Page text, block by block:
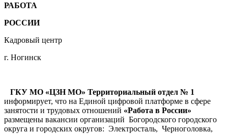
РАБОТА
РОССИИ
Кадровый центр
г. Ногинск
ГКУ МО «ЦЗН МО» Территориальный отдел № 1
информирует, что на Единой цифровой платформе в сфере
занятости и трудовых отношений «Работа в России»
размещены вакансии организаций Богородского городского
округа и городских округов: Электросталь, Черноголовка,